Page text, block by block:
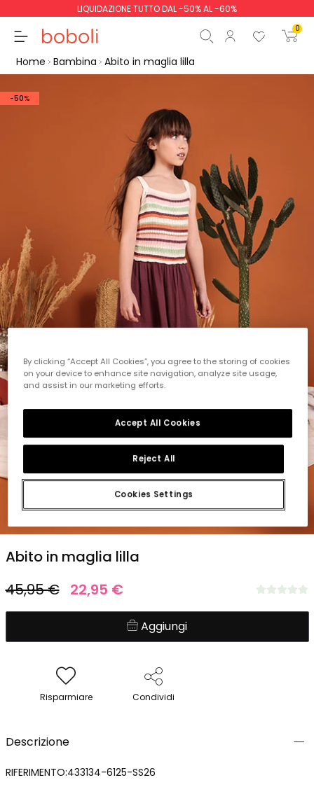
LIQUIDAZIONE TUTTO DAL -50% AL -60%
0
Inizio ordine
Home Bambina Abito in maglia lilla
-50%
Abito in maglia lilla
45,95 € 22,95 €
Aggiungi
Risparmiare Condividi
Descrizione
RIFERIMENTO:433134-6125-SS26
By clicking “Accept All Cookies”, you agree to the storing of cookies
on your device to enhance site navigation, analyze site usage,
and assist in our marketing efforts.
Cookies Settings
Reject All
Accept All Cookies